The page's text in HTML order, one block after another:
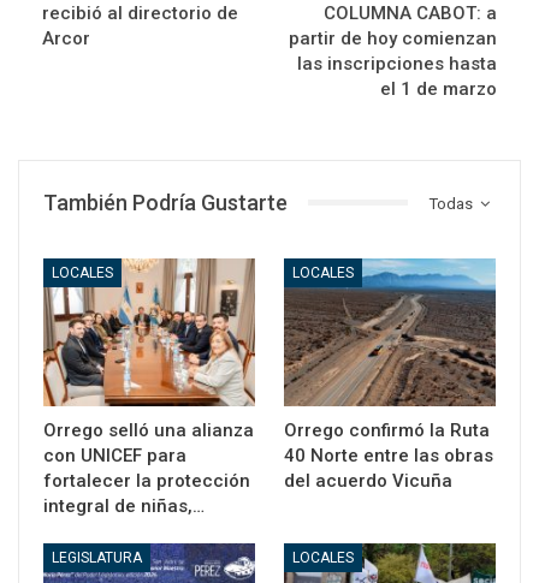
recibió al directorio de
Arcor
COLUMNA CABOT: a
partir de hoy comienzan
las inscripciones hasta
el 1 de marzo
Todas
También Podría Gustarte
LOCALES
Orrego selló una alianza
con UNICEF para
fortalecer la protección
integral de niñas,…
LOCALES
Orrego confirmó la Ruta
40 Norte entre las obras
del acuerdo Vicuña
LEGISLATURA LOCALES